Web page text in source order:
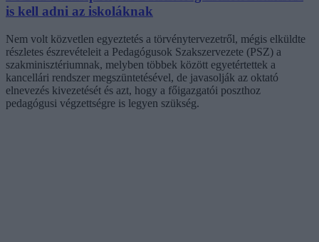
is kell adni az iskoláknak
Nem volt közvetlen egyeztetés a törvénytervezetről, mégis elküldte
részletes észrevételeit a Pedagógusok Szakszervezete (PSZ) a
szakminisztériumnak, melyben többek között egyetértettek a
kancellári rendszer megszüntetésével, de javasolják az oktató
elnevezés kivezetését és azt, hogy a főigazgatói poszthoz
pedagógusi végzettségre is legyen szükség.